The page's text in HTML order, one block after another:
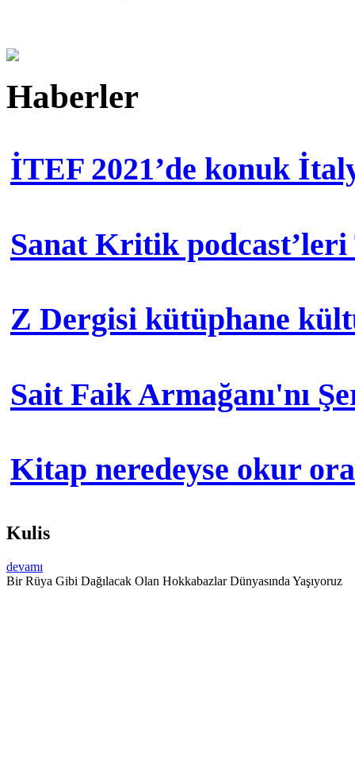
Haberler
İTEF 2021’de konuk
Sanat Kritik podcast’leri
Z Dergisi kütüphane
Sait Faik Armağanı'nı
Kitap neredeyse okur
Kulis
devamı
Bir Rüya Gibi Dağılacak Olan Hokkabazlar Dünyasında Yaşıyoruz